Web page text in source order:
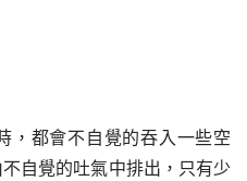
都會不自覺的吞入一些空
自覺的吐氣中排出，只有少